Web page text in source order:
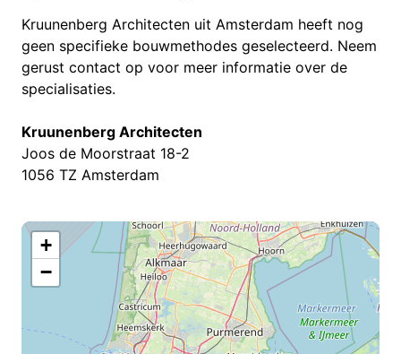
Kruunenberg Architecten uit Amsterdam heeft nog
geen specifieke bouwmethodes geselecteerd. Neem
gerust contact op voor meer informatie over de
specialisaties.
Kruunenberg Architecten
Joos de Moorstraat 18-2
1056 TZ Amsterdam
+
−